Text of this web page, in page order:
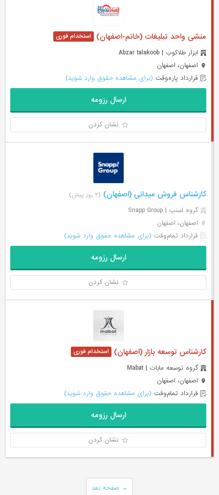
منشی واحد تبلیغات (خانم-اصفهان)
ابزار طلاکوب | Abzar talakoob
اصفهان، اصفهان
قرارداد پاره‌وقت (برای مشاهده حقوق وارد شوید)
ارسال رزومه
نشان کردن
کارشناس فروش میدانی (اصفهان) (۲ روز پیش)
گروه اسنپ | Snapp Group
اصفهان، اصفهان
قرارداد تمام‌وقت (برای مشاهده حقوق وارد شوید)
ارسال رزومه
نشان کردن
کارشناس توسعه بازار (اصفهان)
گروه توسعه مابات | Mabat
اصفهان، اصفهان
قرارداد تمام‌وقت (برای مشاهده حقوق وارد شوید)
ارسال رزومه
نشان کردن
صفحه بعد →